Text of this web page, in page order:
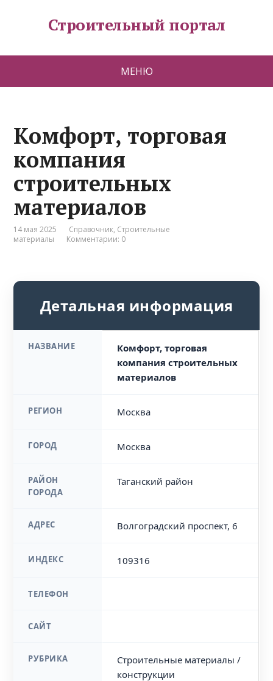
Строительный портал
МЕНЮ
Комфорт, торговая
компания
строительных
материалов
14 мая 2025 Справочник, Строительные
материалы
Комментарии: 0
Детальная информация
НАЗВАНИЕ
Комфорт, торговая
компания строительных
материалов
РЕГИОН Москва
ГОРОД Москва
РАЙОН
ГОРОДА
Таганский район
АДРЕС Волгоградский проспект, 6
ИНДЕКС 109316
ТЕЛЕФОН
САЙТ
РУБРИКА
Строительные материалы /
конструкции